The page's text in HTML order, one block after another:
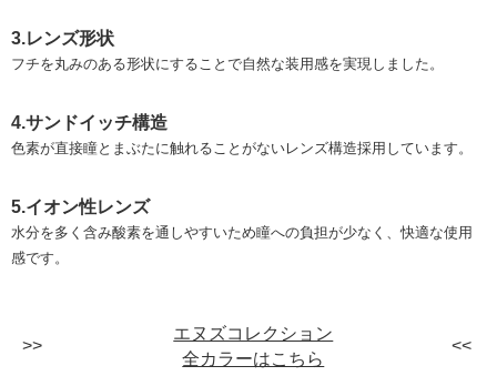
3.レンズ形状
フチを丸みのある形状にすることで自然な装用感を実現しました。
4.サンドイッチ構造
色素が直接瞳とまぶたに触れることがないレンズ構造採用しています。
5.イオン性レンズ
水分を多く含み酸素を通しやすいため瞳への負担が少なく、快適な使用
感です。
エヌズコレクション
全カラーはこちら